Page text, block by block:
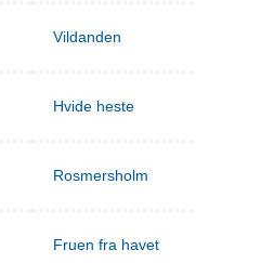
Vildanden
Hvide heste
Rosmersholm
Fruen fra havet